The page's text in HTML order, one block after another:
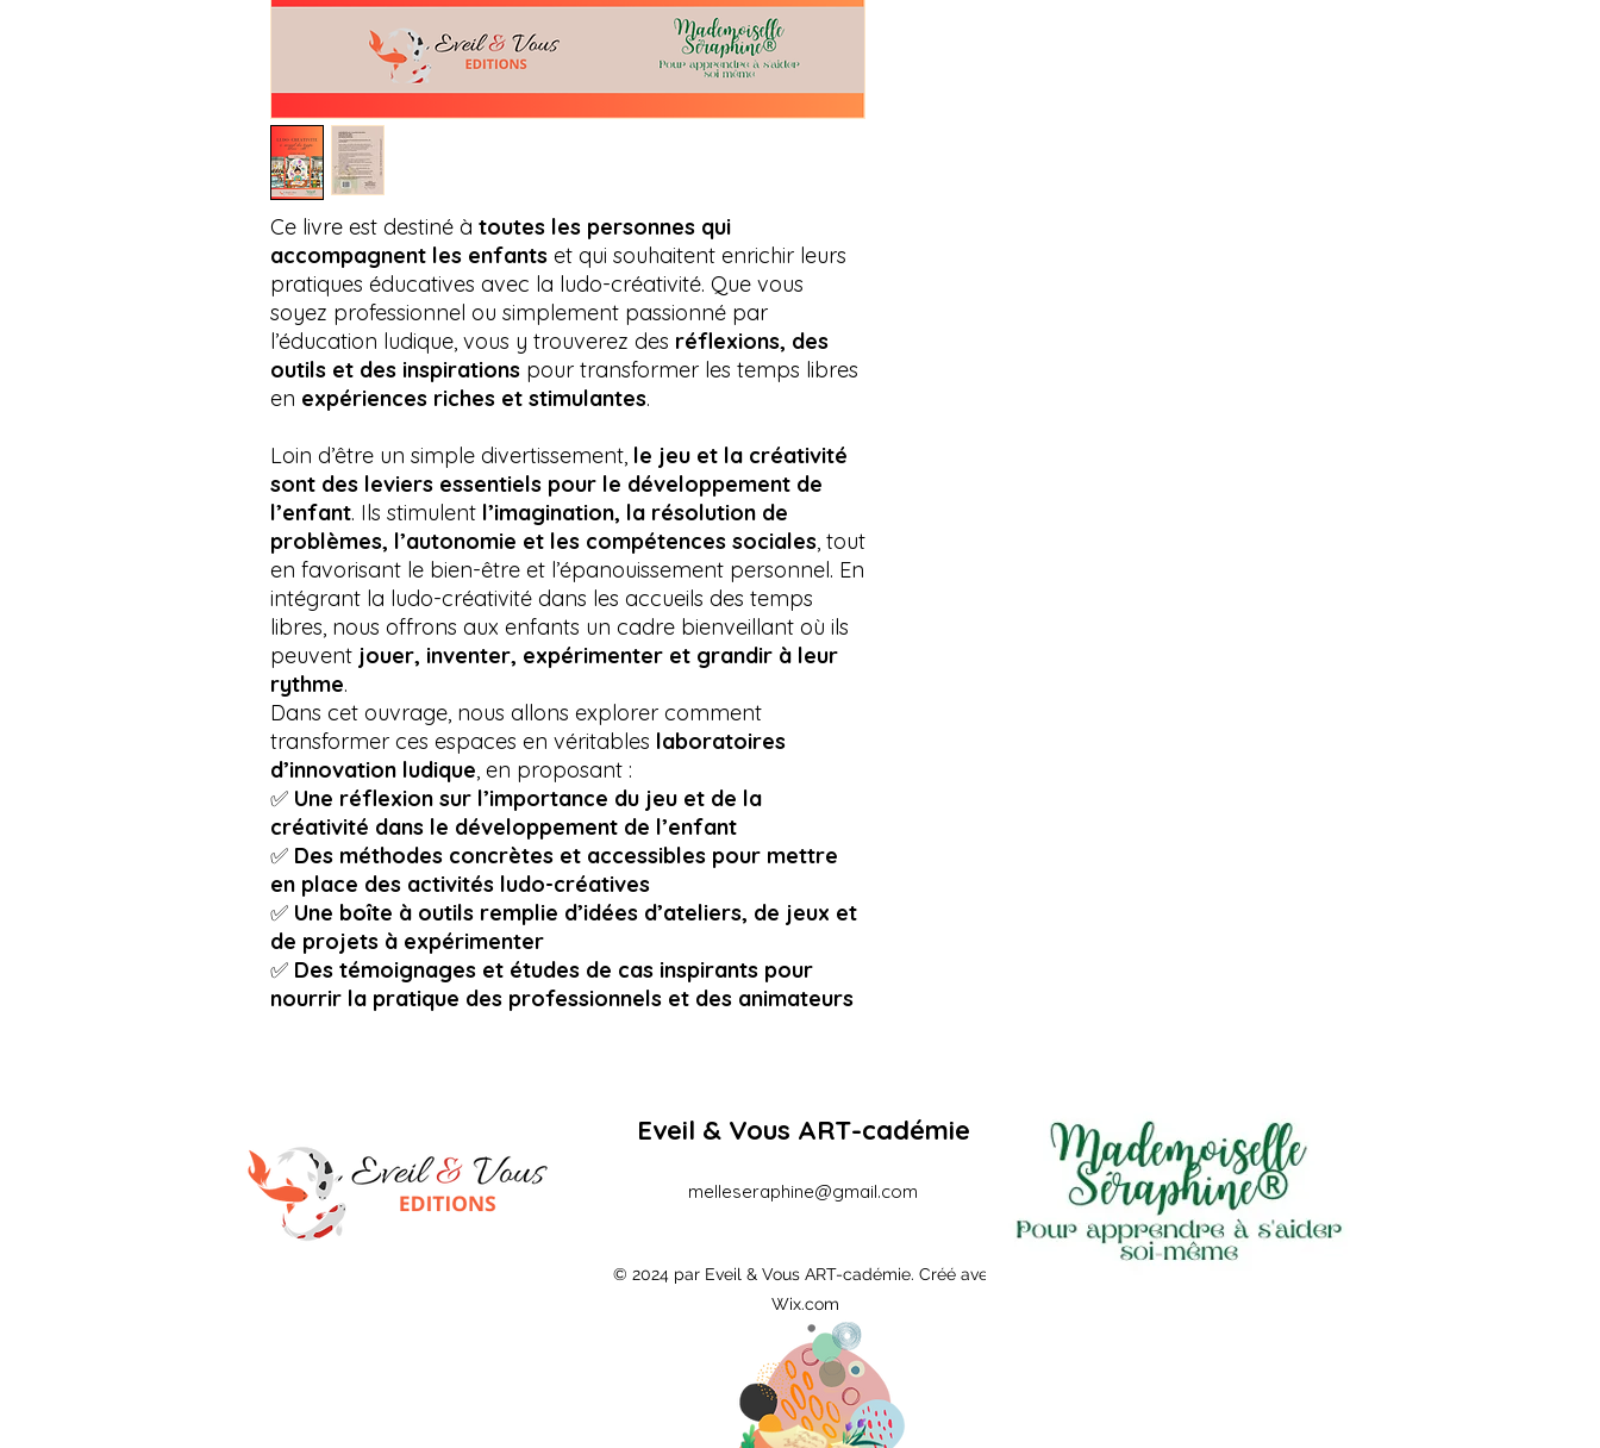
Ce livre est destiné à toutes les personnes qui
accompagnent les enfants et qui souhaitent enrichir leurs
pratiques éducatives avec la ludo-créativité. Que vous
soyez professionnel ou simplement passionné par
l’éducation ludique, vous y trouverez des réflexions, des
outils et des inspirations pour transformer les temps libres
en expériences riches et stimulantes.
Loin d’être un simple divertissement, le jeu et la créativité
sont des leviers essentiels pour le développement de
l’enfant. Ils stimulent l’imagination, la résolution de
problèmes, l’autonomie et les compétences sociales, tout
en favorisant le bien-être et l’épanouissement personnel. En
intégrant la ludo-créativité dans les accueils des temps
libres, nous offrons aux enfants un cadre bienveillant où ils
peuvent jouer, inventer, expérimenter et grandir à leur
rythme.
Dans cet ouvrage, nous allons explorer comment
transformer ces espaces en véritables laboratoires
d’innovation ludique, en proposant :
✅ Une réflexion sur l’importance du jeu et de la
créativité dans le développement de l’enfant
✅ Des méthodes concrètes et accessibles pour mettre
en place des activités ludo-créatives
✅ Une boîte à outils remplie d’idées d’ateliers, de jeux et
de projets à expérimenter
✅ Des témoignages et études de cas inspirants pour
nourrir la pratique des professionnels et des animateurs
Eveil & Vous ART-cadémie
melleseraphine@gmail.com
© 2024 par Eveil & Vous ART-cadémie. Créé avec
Wix.com